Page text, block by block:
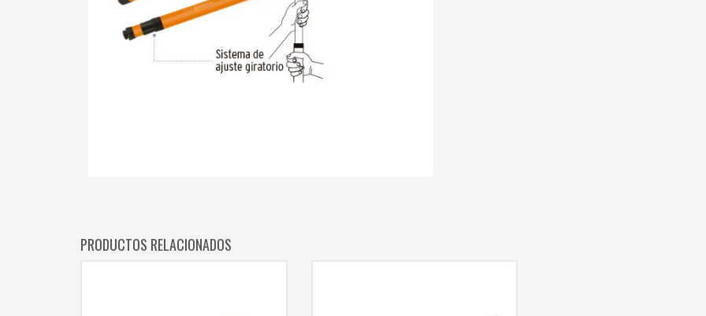
PRODUCTOS RELACIONADOS